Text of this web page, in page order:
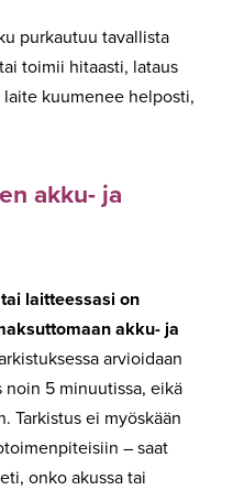
purkautuu tavallista
toimii hitaasti, lataus
laite kuumenee helposti,
akku- ja
laitteessasi on
akku- ja
arvioidaan
5 minuutissa, eikä
Tarkistus ei myöskään
– saat
onko akussa tai